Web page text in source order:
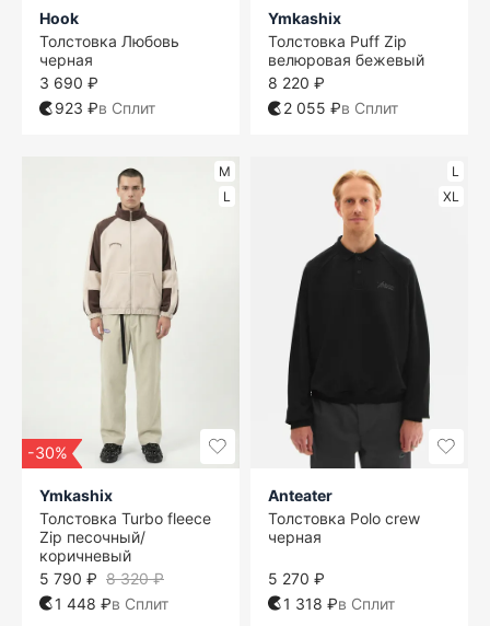
Hook
Толстовка Любовь
черная
3 690 ₽
923 ₽в Сплит
Ymkashix
Толстовка Puff Zip
велюровая бежевый
8 220 ₽
2 055 ₽в Сплит
M
L
-30%
Ymkashix
Толстовка Turbo fleece
Zip песочный/
коричневый
8 320 ₽
5 790 ₽
1 448 ₽в Сплит
L
XL
Anteater
Толстовка Polo crew
черная
5 270 ₽
1 318 ₽в Сплит